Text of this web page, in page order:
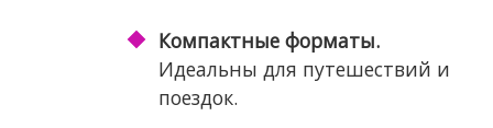
Компактные форматы.
Идеальны для путешествий и
поездок.